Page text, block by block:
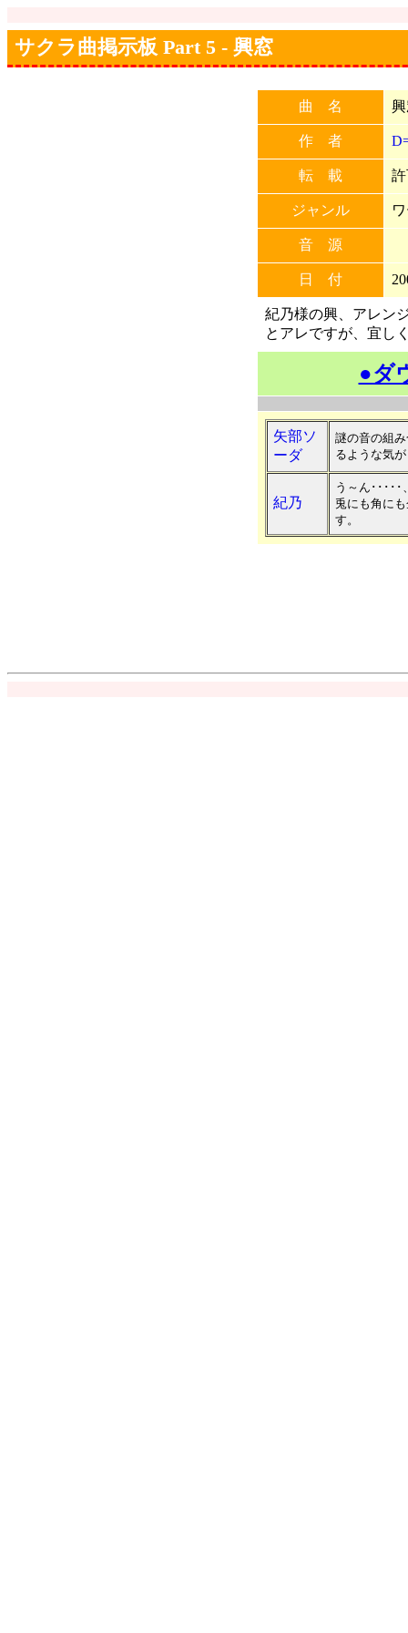
サクラ曲掲示板 Part 5 - 興窓
曲 名
作 者
転 載
ジャンル
音 源
日 付
紀乃様の興、アレン
とアレですが、宜し
●ダ
矢部ソ
ーダ
謎の音の組
るような気
紀乃
う～ん･････
兎にも角に
す。